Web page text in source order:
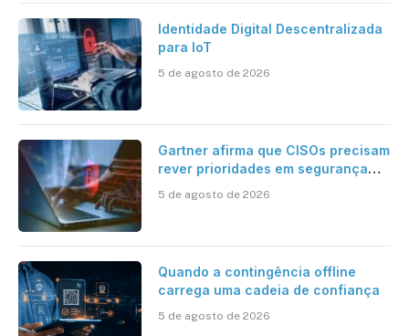
Identidade Digital Descentralizada
para IoT
5 de agosto de 2026
Gartner afirma que CISOs precisam
rever prioridades em segurança
desafios impostos pela Inteligência
5 de agosto de 2026
Quando a contingência offline
carrega uma cadeia de confiança
5 de agosto de 2026